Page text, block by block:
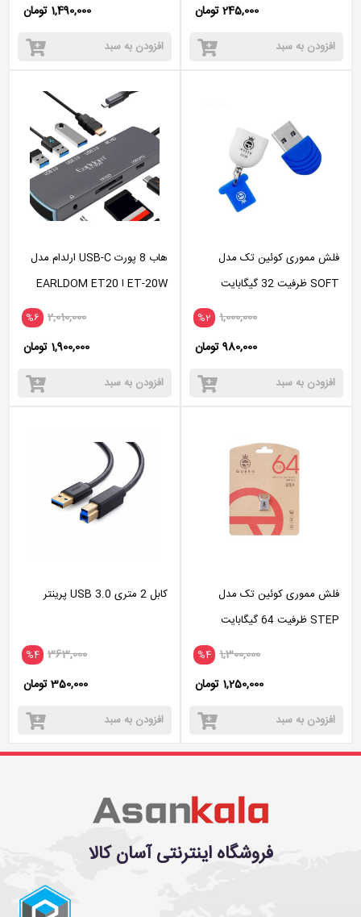
245,000 تومان
افزودن به سبد
1,490,000 تومان
افزودن به سبد
فلش مموری کوئین تک مدل
SOFT ظرفیت 32 گیگابایت
%2 1,000,000
980,000 تومان
افزودن به سبد
هاب 8 پورت USB-C ارلدام مدل
ET-20W ا EARLDOM ET20
%6 2,010,000
1,900,000 تومان
افزودن به سبد
فلش مموری کوئین تک مدل
STEP ظرفیت 64 گیگابایت
%4 1,300,000
1,250,000 تومان
افزودن به سبد
کابل 2 متری USB 3.0 پرینتر
%4 363,000
350,000 تومان
افزودن به سبد
فروشگاه اینترنتی آسان کالا